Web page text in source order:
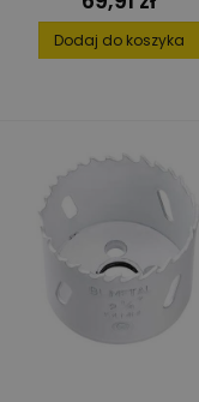
Dodaj do koszyka